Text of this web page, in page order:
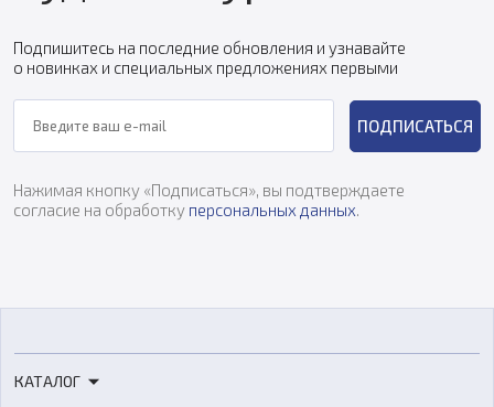
Подпишитесь на последние обновления и узнавайте
о новинках и специальных предложениях первыми
ПОДПИСАТЬСЯ
Нажимая кнопку «Подписаться», вы подтверждаете
согласие на обработку персональных данных.
КАТАЛОГ